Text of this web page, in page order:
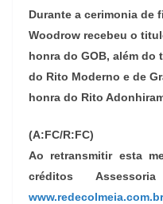
Durante a cerimonia de
Woodrow recebeu o
honra do GOB, além do
do Rito Moderno e de
honra do Rito
(A:FC/R:FC)
Ao retransmitir esta
créditos
www.redecolmeia.com.br